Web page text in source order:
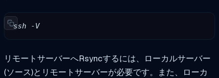
ssh -V
リモートサーバーへRsyncするには、ローカルサーバー
(ソース)とリモートサーバーが必要です。また、ローカ